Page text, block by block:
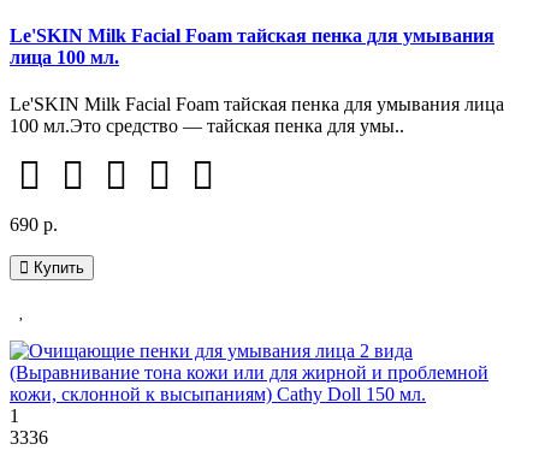
Le'SKIN Milk Facial Foam тайская пенка для умывания
лица 100 мл.
Le'SKIN Milk Facial Foam тайская пенка для умывания лица
100 мл.Это средство — тайская пенка для умы..
690 р.
Купить
1
3336